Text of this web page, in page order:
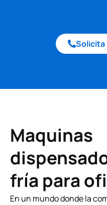
Maquinas
fría para
En un mundo donde la